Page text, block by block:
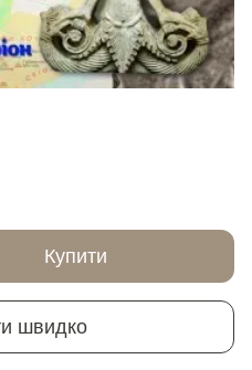
Купити
швидко